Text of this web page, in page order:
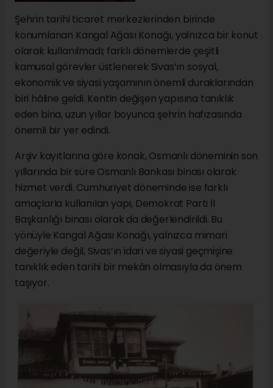
Şehrin tarihi ticaret merkezlerinden birinde
konumlanan Kangal Ağası Konağı, yalnızca bir konut
olarak kullanılmadı; farklı dönemlerde çeşitli
kamusal görevler üstlenerek Sivas’ın sosyal,
ekonomik ve siyasi yaşamının önemli duraklarından
biri hâline geldi. Kentin değişen yapısına tanıklık
eden bina, uzun yıllar boyunca şehrin hafızasında
önemli bir yer edindi.
Arşiv kayıtlarına göre konak, Osmanlı döneminin son
yıllarında bir süre Osmanlı Bankası binası olarak
hizmet verdi. Cumhuriyet döneminde ise farklı
amaçlarla kullanılan yapı, Demokrat Parti İl
Başkanlığı binası olarak da değerlendirildi. Bu
yönüyle Kangal Ağası Konağı, yalnızca mimari
değeriyle değil, Sivas’ın idari ve siyasi geçmişine
tanıklık eden tarihi bir mekân olmasıyla da önem
taşıyor.